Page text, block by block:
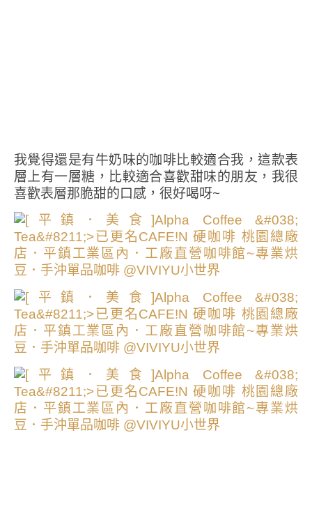
我覺得還是有牛奶味的咖啡比較適合我，這款表
層上有一層糖，比較適合喜歡甜味的朋友，我很
喜歡表層那脆甜的口感，很好喝呀~